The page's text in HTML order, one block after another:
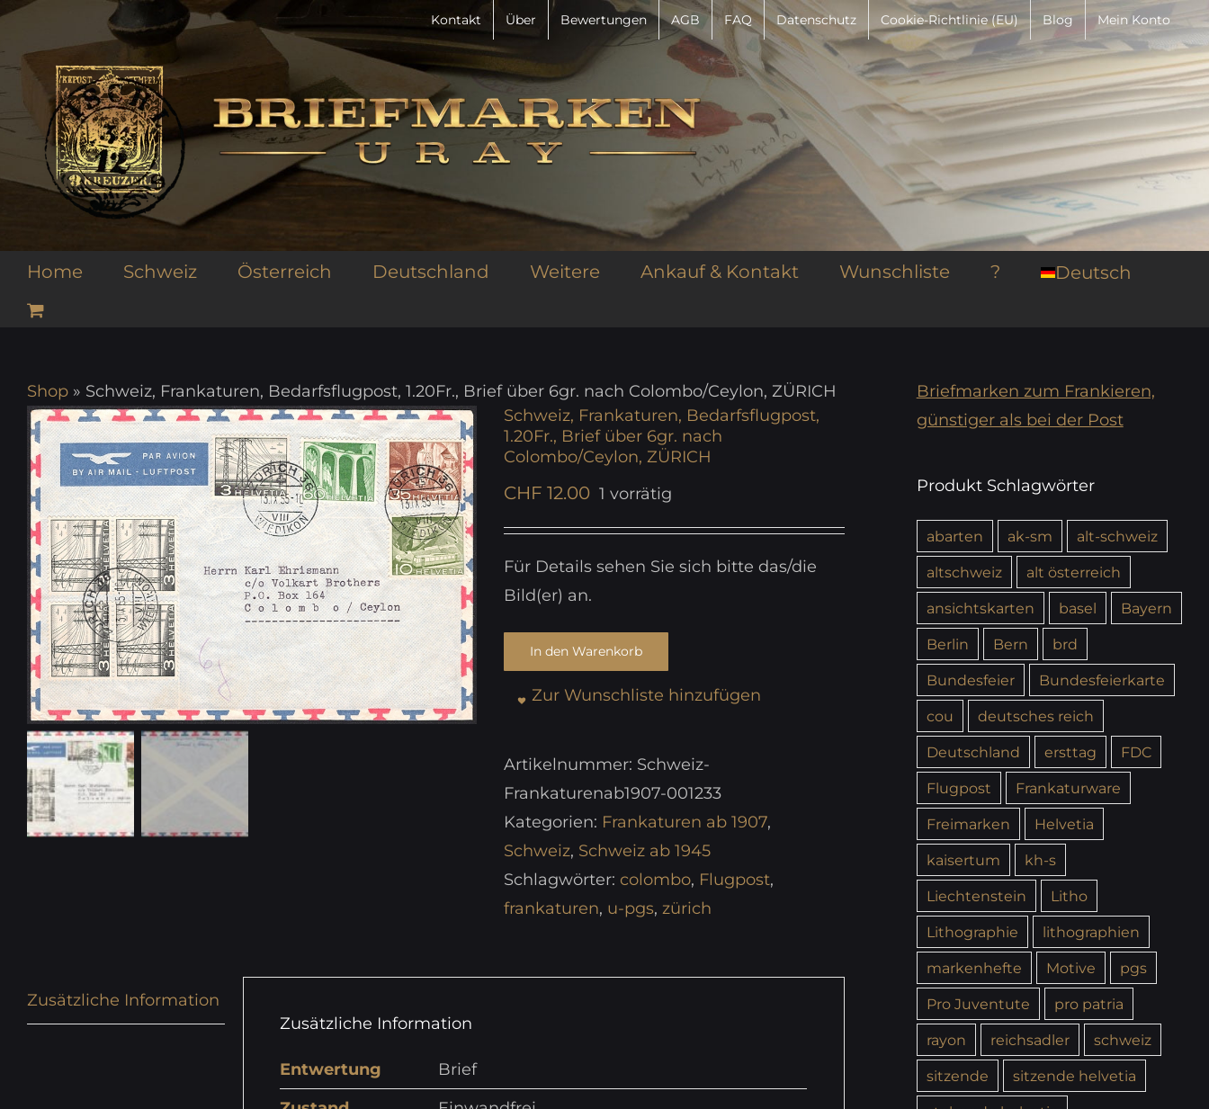
Zum
springen
Kontakt Über Bewertungen AGB FAQ Datenschutz Cookie-Richtlinie (EU) Blog Mein Konto
Home Schweiz Österreich Deutschland Weitere Ankauf & Kontakt Wunschliste ? Deutsch
Shop » Schweiz, Frankaturen, Bedarfsflugpost, 1.20Fr., Brief über 6gr. nach Colombo/Ceylon, ZÜRICH
Schweiz, Frankaturen, Bedarfsflugpost,
1.20Fr., Brief über 6gr. nach
Colombo/Ceylon, ZÜRICH
CHF 12.00 1 vorrätig
Für Details sehen Sie sich bitte das/die
Bild(er) an.
In den Warenkorb
Zur Wunschliste hinzufügen
Artikelnummer: Schweiz-
Frankaturenab1907-001233
Kategorien: Frankaturen ab 1907,
Schweiz, Schweiz ab 1945
Schlagwörter: colombo, Flugpost,
frankaturen, u-pgs, zürich
Zusätzliche Information
Zusätzliche Information
Entwertung
Brief
Briefmarken zum Frankieren,
günstiger als bei der Post
Produkt Schlagwörter
abarten ak-sm
alt-schweiz
altschweiz
alt österreich
ansichtskarten
basel
Bayern
Berlin
Bern
brd
Bundesfeier
Bundesfeierkarte
cou
deutsches reich
Deutschland
ersttag
FDC
Flugpost
Frankaturware
Freimarken
Helvetia
kaisertum
kh-s
Liechtenstein
Litho
Lithographie
lithographien
markenhefte
Motive
pgs
Pro Juventute
pro patria
rayon
reichsadler
schweiz
sitzende
sitzende helvetia